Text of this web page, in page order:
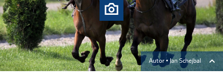
Autor ▪ Jan Schejbal